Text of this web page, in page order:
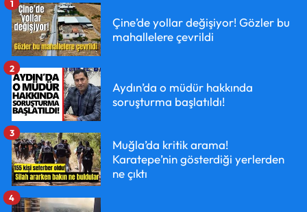
Çine’de yollar değişiyor! Gözler bu
mahallelere çevrildi
1
Aydın’da o müdür hakkında
soruşturma başlatıldı!
2
Muğla’da kritik arama!
Karatepe’nin gösterdiği yerlerden
ne çıktı
3
4